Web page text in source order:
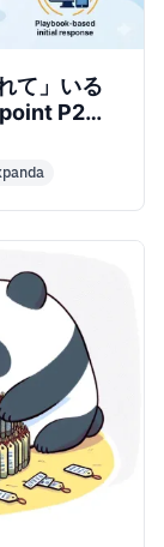
て」いる
P2を